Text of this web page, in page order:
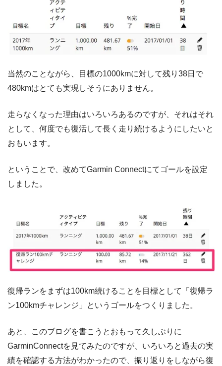
当然のことながら、目標の1000kmに対して残り38日で
480kmはとても実現しそうにありません。
走らなくなった理由はいろいろあるのですが、それはそれ
として、何度でも復活して長く走り続けるようにしたいと
おもいます。
ということで、改めてGarmin Connectにてゴールを設定
しました。
復帰ランをまずは100km続けることを目標として「復帰ラ
ン100kmチャレンジ」というゴールをつくりました。
あと、このブログを書こうとおもって久しぶりに
GarminConnectを見てみたのですが、いろいろと過去の実
績を確認する方法がわかったので、振り返りをしながら復